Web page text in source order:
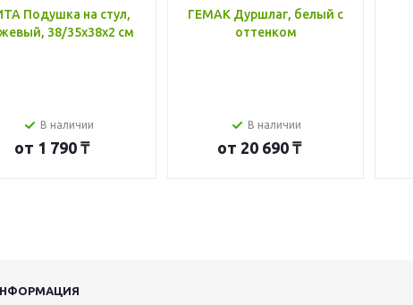
Подушка на стул,
38/35x38x2 см
В наличии
от 1 790 ₸
ГЕМАК Дуршлаг, белый с
оттенком
В наличии
от 20 690 ₸